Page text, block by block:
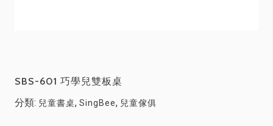
SBS-601 巧學兒雙板桌
分類: 兒童書桌, SingBee, 兒童傢俱